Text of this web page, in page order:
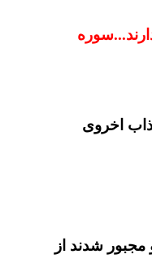
اخروی
مجبور شدند از